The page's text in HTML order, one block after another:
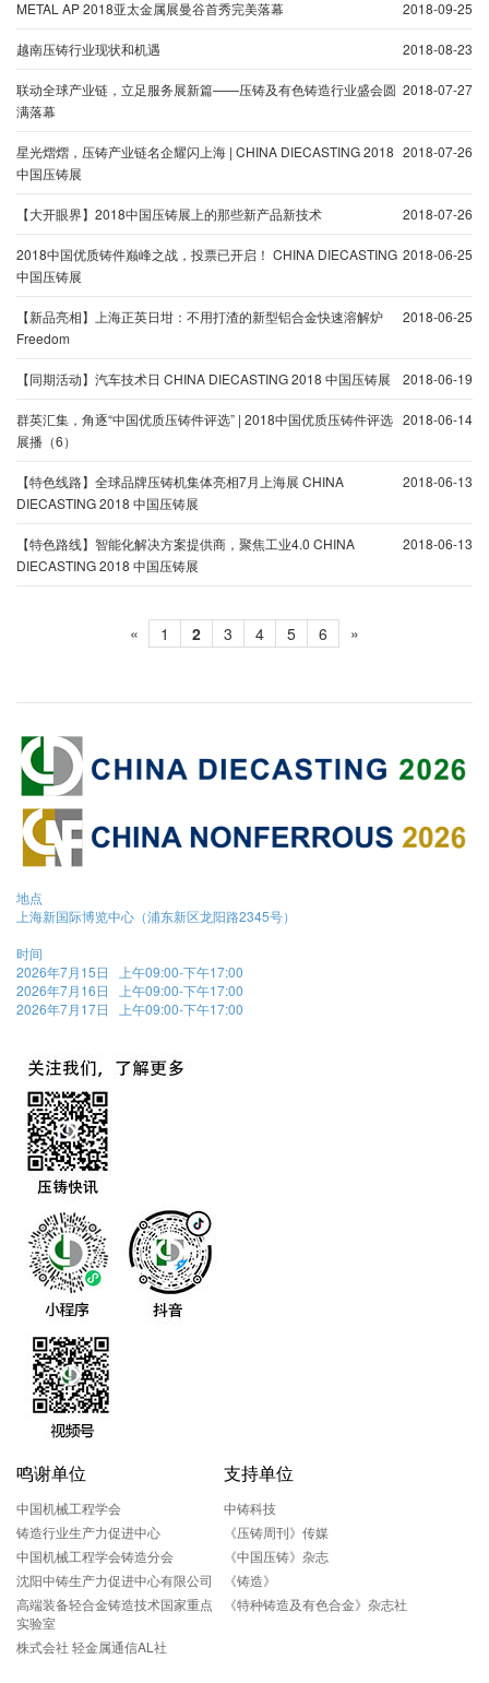
2018-09-25
METAL AP 2018亚太金属展曼谷首秀完美落幕
2018-08-23
越南压铸行业现状和机遇
2018-07-27
联动全球产业链，立足服务展新篇——压铸及有色铸造行业盛会圆
满落幕
2018-07-26
星光熠熠，压铸产业链名企耀闪上海 | CHINA DIECASTING 2018
中国压铸展
2018-07-26
【大开眼界】2018中国压铸展上的那些新产品新技术
2018-06-25
2018中国优质铸件巅峰之战，投票已开启！ CHINA DIECASTING
中国压铸展
2018-06-25
【新品亮相】上海正英日坩：不用打渣的新型铝合金快速溶解炉
Freedom
2018-06-19
【同期活动】汽车技术日 CHINA DIECASTING 2018 中国压铸展
2018-06-14
群英汇集，角逐“中国优质压铸件评选” | 2018中国优质压铸件评选
展播（6）
2018-06-13
【特色线路】全球品牌压铸机集体亮相7月上海展 CHINA
DIECASTING 2018 中国压铸展
2018-06-13
【特色路线】智能化解决方案提供商，聚焦工业4.0 CHINA
DIECASTING 2018 中国压铸展
« 1 2 3 4 5 6 »
地点
上海新国际博览中心（浦东新区龙阳路2345号）
时间
2026年7月15日 上午09:00-下午17:00
2026年7月16日 上午09:00-下午17:00
2026年7月17日 上午09:00-下午17:00
鸣谢单位
中国机械工程学会
铸造行业生产力促进中心
中国机械工程学会铸造分会
沈阳中铸生产力促进中心有限公司
高端装备轻合金铸造技术国家重点
实验室
株式会社 轻金属通信AL社
支持单位
中铸科技
《压铸周刊》传媒
《中国压铸》杂志
《铸造》
《特种铸造及有色合金》杂志社